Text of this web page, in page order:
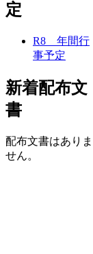
定
R8 年間行
事予定
新着配布文
書
配布文書はありま
せん。